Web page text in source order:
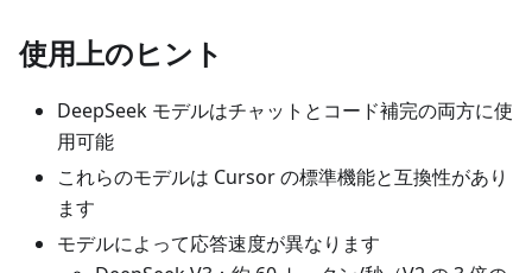
使用上のヒント
DeepSeek モデルはチャットとコード補完の両方に使
用可能
これらのモデルは Cursor の標準機能と互換性があり
ます
モデルによって応答速度が異なります